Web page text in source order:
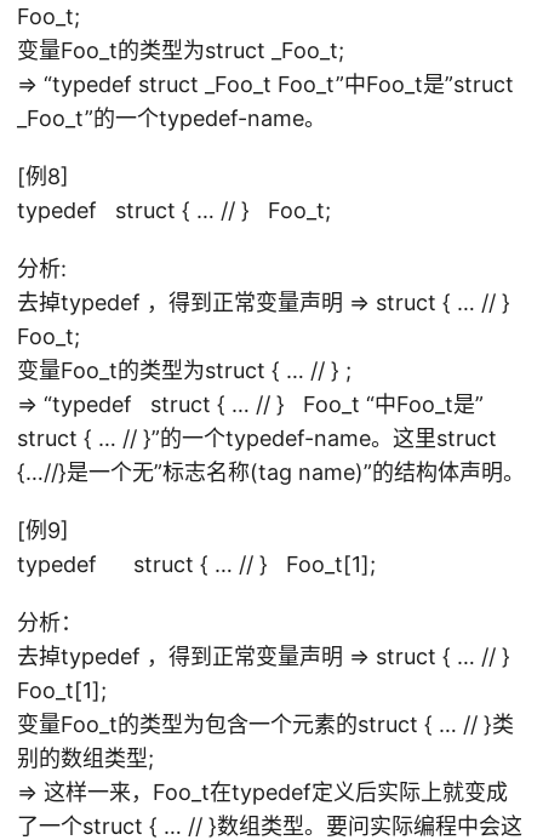
Foo_t;
变量Foo_t的类型为struct _Foo_t;
=> “typedef struct _Foo_t Foo_t”中Foo_t是”struct
_Foo_t”的一个typedef-name。
[例8]
typedef struct { … // } Foo_t;
分析:
去掉typedef ，得到正常变量声明 => struct { … // }
Foo_t;
变量Foo_t的类型为struct { … // } ;
=> “typedef struct { … // } Foo_t “中Foo_t是”
struct { … // }”的一个typedef-name。这里struct
{…//}是一个无”标志名称(tag name)”的结构体声明。
[例9]
typedef struct { … // } Foo_t[1];
分析：
去掉typedef ，得到正常变量声明 => struct { … // }
Foo_t[1];
变量Foo_t的类型为包含一个元素的struct { … // }类
别的数组类型;
=> 这样一来，Foo_t在typedef定义后实际上就变成
了一个struct { … // }数组类型。要问实际编程中会这